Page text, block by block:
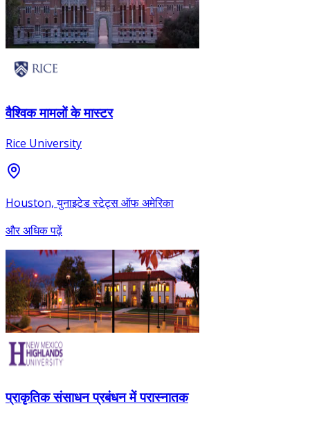
वैश्विक मामलों के मास्टर
Rice University
Houston, युनाइटेड स्टेट्स ऑफ अमेरिका
और अधिक पढ़ें
प्राकृतिक संसाधन प्रबंधन में परास्नातक